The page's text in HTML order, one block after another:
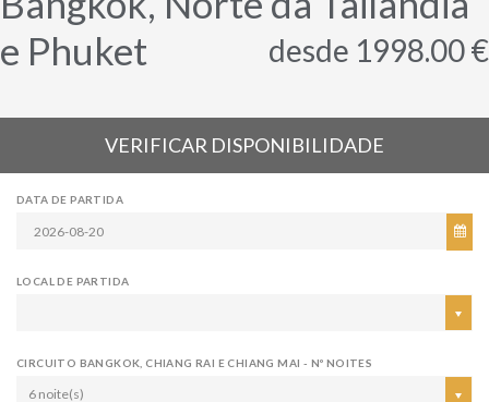
e Phuket
desde 1998.00 €
VERIFICAR DISPONIBILIDADE
DATA DE PARTIDA
LOCAL DE PARTIDA
CIRCUITO BANGKOK, CHIANG RAI E CHIANG MAI - Nº NOITES
6 noite(s)